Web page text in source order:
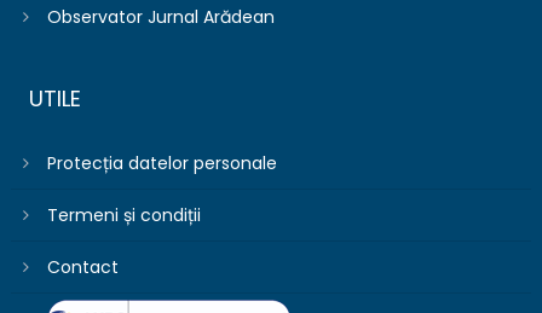
Observator Jurnal Arădean
UTILE
Protecția datelor personale
Termeni și condiții
Contact